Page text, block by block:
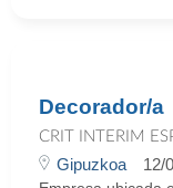
Decorador/a
CRIT INTERIM
Gipuzkoa 12/